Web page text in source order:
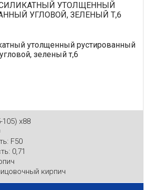
УТОЛЩЕННЫЙ
УГЛОВОЙ, ЗЕЛЕНЫЙ Т,6
105) x88
F50
0,71
кирпич